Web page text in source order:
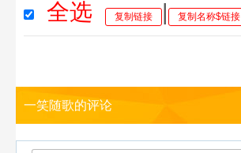
全选
复制链接 | 复制名称$链接
一笑随歌的评论